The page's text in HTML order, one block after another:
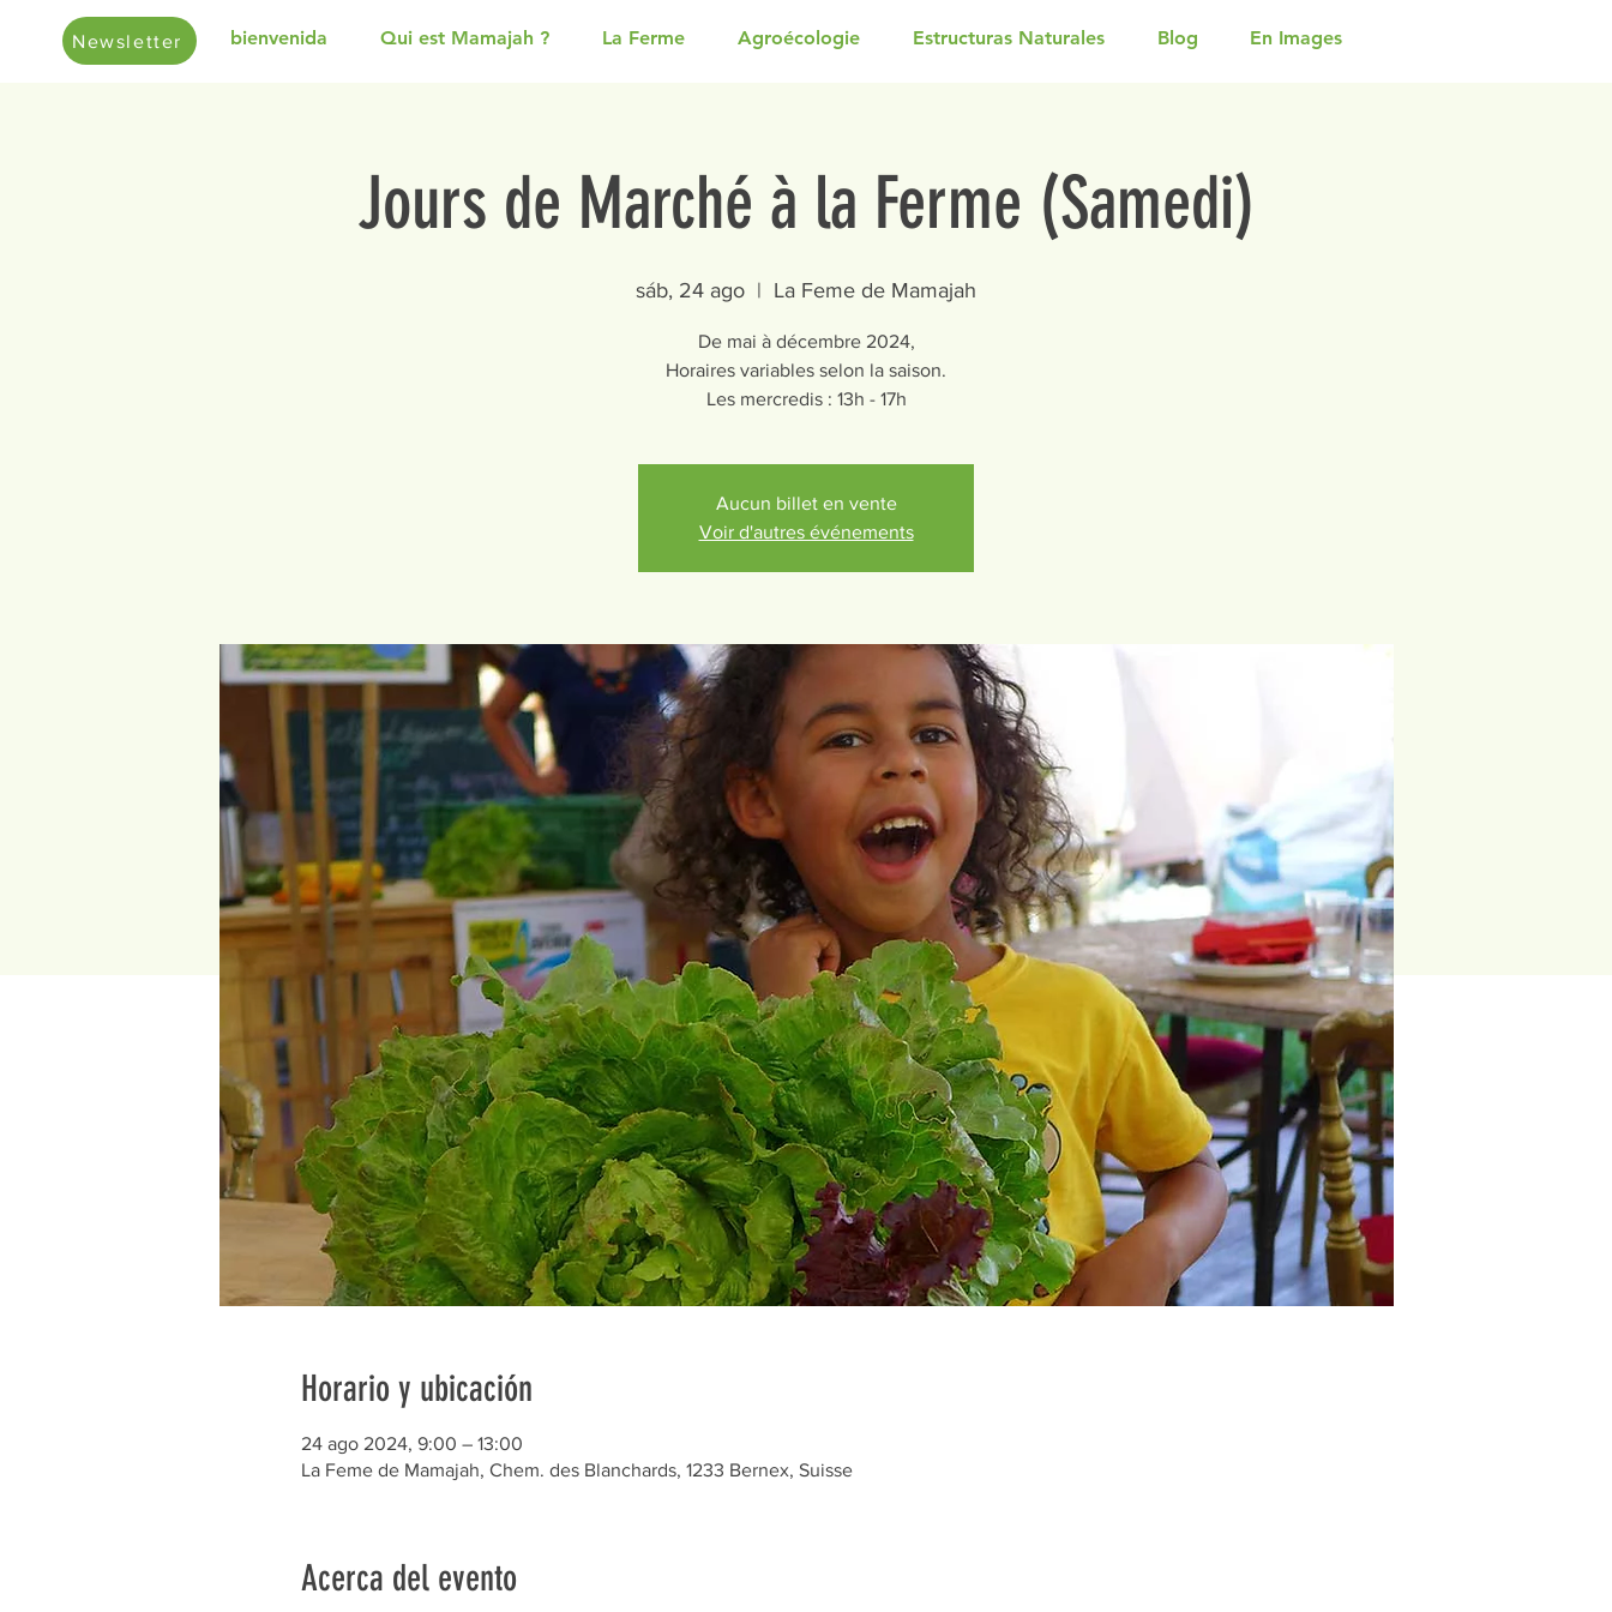
Newsletter bienvenida Qui est Mamajah ? La Ferme Agroécologie Estructuras Naturales Blog En Images
Jours de Marché à la Ferme (Samedi)
sáb, 24 ago
  |
La Feme de Mamajah
De mai à décembre 2024,
Horaires variables selon la saison.
Les mercredis : 13h - 17h
Aucun billet en vente
Voir d'autres événements
Horario y ubicación
24 ago 2024, 9:00 – 13:00
La Feme de Mamajah, Chem. des Blanchards, 1233 Bernex, Suisse
Acerca del evento